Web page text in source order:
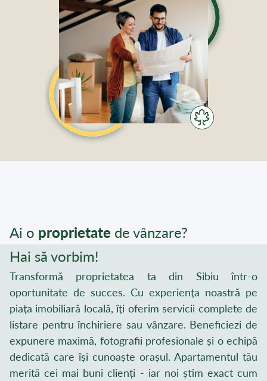
Ai o proprietate de vânzare?
Hai să vorbim!
Transformă proprietatea ta din Sibiu într-o
oportunitate de succes. Cu experiența noastră pe
piața imobiliară locală, îți oferim servicii complete de
listare pentru închiriere sau vânzare. Beneficiezi de
expunere maximă, fotografii profesionale și o echipă
dedicată care își cunoaște orașul. Apartamentul tău
merită cei mai buni clienți - iar noi știm exact cum